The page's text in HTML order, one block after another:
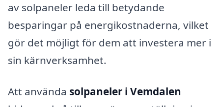
av solpaneler leda till betydande
besparingar på energikostnaderna, vilket
gör det möjligt för dem att investera mer i
sin kärnverksamhet.
Att använda solpaneler i Vemdalen